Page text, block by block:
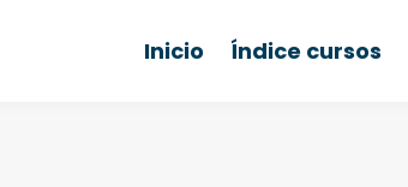
Inicio Índice cursos